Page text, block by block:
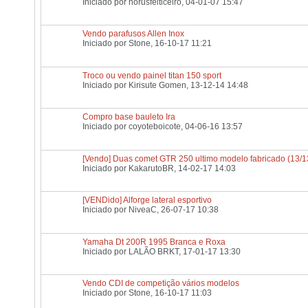
Vendo parafusos Allen Inox
Iniciado por Stone, 16-10-17 11:21
Troco ou vendo painel titan 150 sport
Iniciado por Kirisute Gomen , 13-12-14 14:48
Compro base bauleto Ira
Iniciado por coyoteboicote, 04-06-16 13:57
[Vendo] Duas comet GTR 250 ultimo modelo fabricado (13/
Iniciado por KakarutoBR , 14-02-17 14:03
[VENDido] Alforge lateral esportivo
Iniciado por NiveaC, 26-07-17 10:38
Yamaha Dt 200R 1995 Branca e Roxa
Iniciado por LALÃO BRKT, 17-01-17 13:30
Vendo CDI de competição vários modelos
Iniciado por Stone, 16-10-17 11:03